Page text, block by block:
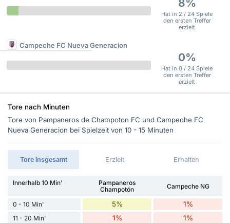
8%
Hat in 2 / 24 Spiele
den ersten Treffer
erzielt
Campeche FC Nueva Generacion
0%
Hat in 0 / 24 Spiele
den ersten Treffer
erzielt
Tore nach Minuten
Tore von Pampaneros de Champoton FC und Campeche FC
Nueva Generacion bei Spielzeit von 10 - 15 Minuten
Tore insgesamt Erzielt Erhalten
Innerhalb 10 Min'
Pampaneros
Champotón
Campeche NG
0 - 10 Min' 5% 1%
11 - 20 Min' 1% 1%